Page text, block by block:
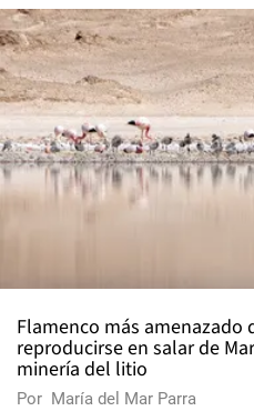
Flamenco más amenazado
reproducirse en salar de
minería del litio
Por María del Mar Parra